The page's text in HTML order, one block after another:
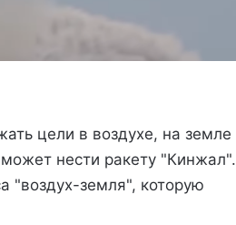
цели в воздухе, на земле
нести ракету "Кинжал".
"воздух-земля", которую